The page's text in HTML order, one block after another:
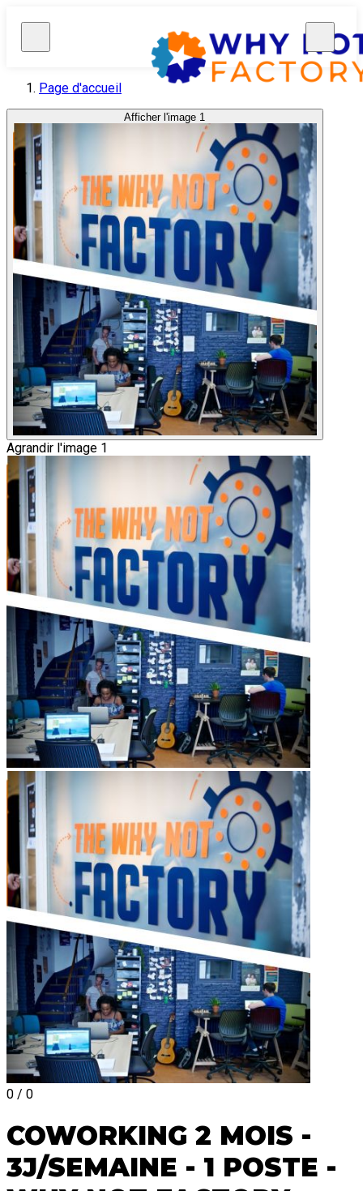
Page d'accueil
Afficher l'image 1
Agrandir l'image 1
0 / 0
COWORKING 2 MOIS -
3J/SEMAINE - 1 POSTE -